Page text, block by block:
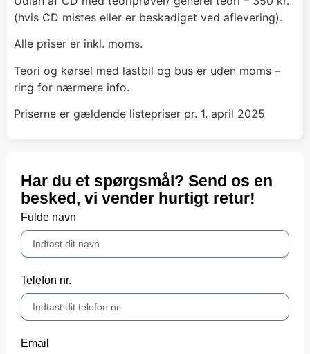
(hvis CD mistes eller er beskadiget ved aflevering).
Alle priser er inkl. moms.
Teori og kørsel med lastbil og bus er uden moms –
ring for nærmere info.
Priserne er gældende listepriser pr. 1. april 2025
Har du et spørgsmål? Send os en
besked, vi vender hurtigt retur!
Fulde navn
Telefon nr.
Email